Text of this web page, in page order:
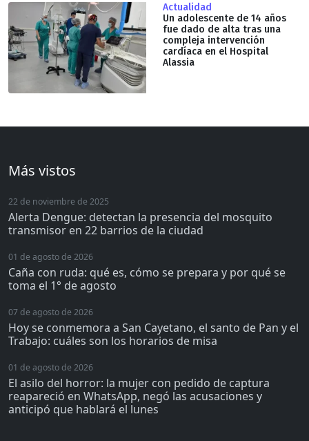
Actualidad
Un adolescente de 14 años
fue dado de alta tras una
compleja intervención
cardíaca en el Hospital
Alassia
Más vistos
22 de noviembre de 2025
Alerta Dengue: detectan la presencia del mosquito
transmisor en 22 barrios de la ciudad
01 de agosto de 2026
Caña con ruda: qué es, cómo se prepara y por qué se
toma el 1° de agosto
07 de agosto de 2026
Hoy se conmemora a San Cayetano, el santo de Pan y el
Trabajo: cuáles son los horarios de misa
01 de agosto de 2026
El asilo del horror: la mujer con pedido de captura
reapareció en WhatsApp, negó las acusaciones y
anticipó que hablará el lunes